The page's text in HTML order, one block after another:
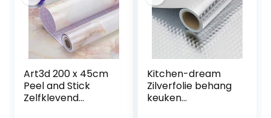
Art3d 200 x 45cm
Peel and Stick
Zelfklevend
Kitchen-dream
Zilverfolie behang
keuken